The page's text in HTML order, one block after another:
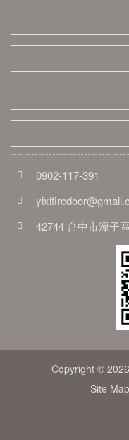
0902-117-391
42744 台中市潭子
Copyright ©
Site Map